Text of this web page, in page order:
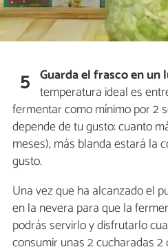
5 Guarda el frasco en un
temperatura ideal es
fermentar como mínimo por 2
depende de tu gusto: cuanto
meses), más blanda estará la
gusto.
Una vez que ha alcanzado el
en la nevera para que la
podrás servirlo y disfrutarlo
consumir unas 2 cucharadas